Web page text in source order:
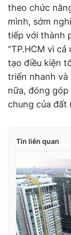
theo chức
mình, sớm
tiếp với thành
“TP.HCM vì cả
tạo điều kiện
triển nhanh và
nữa, đóng
chung của đất
Tin liên quan